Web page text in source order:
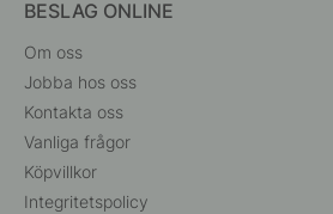
BESLAG ONLINE
Om oss
Jobba hos oss
Kontakta oss
Vanliga frågor
Köpvillkor
Integritetspolicy